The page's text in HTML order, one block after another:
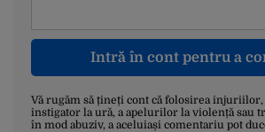
Intră în cont pentru a
Vă rugăm să țineți cont că folosirea
instigator la ură, a apelurilor la violență sau
în mod abuziv, a aceluiași comentariu pot